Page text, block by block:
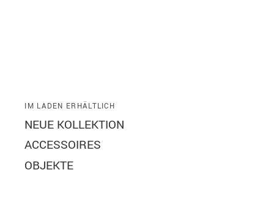
IM LADEN ERHÄLTLICH
NEUE KOLLEKTION
ACCESSOIRES
OBJEKTE